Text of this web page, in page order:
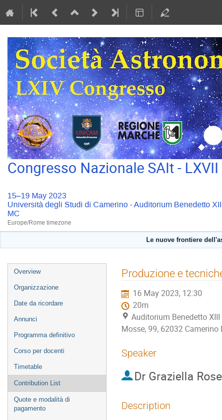
Congresso Nazionale SAIt -
15–19 May 2023
Università degli Studi di Camerino - Auditorium Benedetto
MC
Europe/Rome timezone
Le nuove frontiere
Event
menu
Overview
Organizzazione
Date da ricordare
Annunci
Programma definitivo
Corso per docenti
Timetable
Contribution List
Quote e modalità di
pagamento
Produzione e
16 May 2023, 12:30
20m
Auditorium Benedetto
Mosse, 99, 62032 Camerino
Speaker
Dr Graziella
Description